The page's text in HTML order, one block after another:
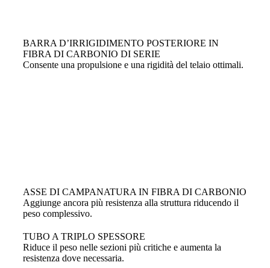
BARRA D’IRRIGIDIMENTO POSTERIORE IN
FIBRA DI CARBONIO DI SERIE
Consente una propulsione e una rigidità del telaio ottimali.
ASSE DI CAMPANATURA IN FIBRA DI CARBONIO
Aggiunge ancora più resistenza alla struttura riducendo il
peso complessivo.
TUBO A TRIPLO SPESSORE
Riduce il peso nelle sezioni più critiche e aumenta la
resistenza dove necessaria.